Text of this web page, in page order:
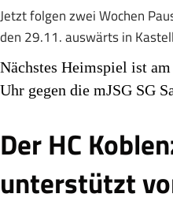
Jetzt folgen zwei Wochen
den 29.11. auswärts in
Nächstes Heimspiel ist
Uhr gegen die mJSG SG
Der HC
unterstützt